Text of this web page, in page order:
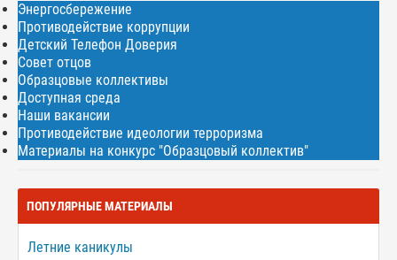
Энергосбережение
Противодействие коррупции
Детский Телефон Доверия
Совет отцов
Образцовые коллективы
Доступная среда
Наши вакансии
Противодействие идеологии терроризма
Материалы на конкурс "Образцовый коллектив"
ПОПУЛЯРНЫЕ МАТЕРИАЛЫ
Летние каникулы